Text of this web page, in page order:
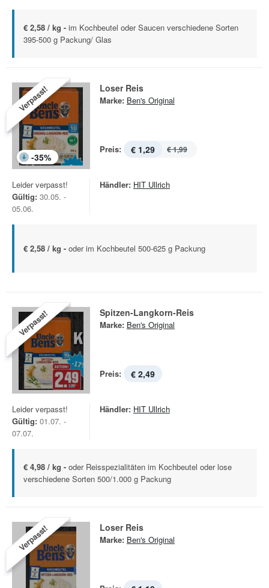
€ 2,58 / kg - im Kochbeutel oder Saucen verschiedene Sorten
395-500 g Packung/ Glas
Verpasst!
-35%
Loser Reis
Marke: Ben's Original
Preis: € 1,29 € 1,99
Leider verpasst!
Gültig: 30.05. -
05.06.
Händler: HIT Ullrich
€ 2,58 / kg - oder im Kochbeutel 500-625 g Packung
Verpasst! Spitzen-Langkorn-Reis
Marke: Ben's Original
Preis: € 2,49
Leider verpasst!
Gültig: 01.07. -
07.07.
Händler: HIT Ullrich
€ 4,98 / kg - oder Reisspezialitäten im Kochbeutel oder lose
verschiedene Sorten 500/1.000 g Packung
Verpasst! Loser Reis
Marke: Ben's Original